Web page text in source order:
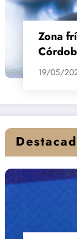
Zona
19/05/